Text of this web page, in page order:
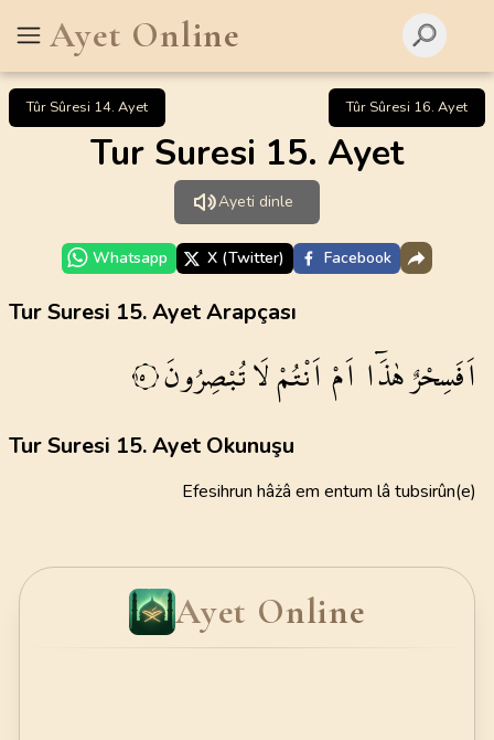
Ayet Online
Tûr Sûresi 14. Ayet Tûr Sûresi 16. Ayet
Tur Suresi 15. Ayet
Ayeti dinle
Whatsapp X (Twitter) Facebook
Tur Suresi 15. Ayet Arapçası
اَفَسِحْرٌهٰذَٓا اَمْاَنْتُمْلَاتُبْصِرُونَ ١٥
Tur Suresi 15. Ayet Okunuşu
Efesihrun hâżâ em entum lâ tubsirûn(e)
Ayet Online